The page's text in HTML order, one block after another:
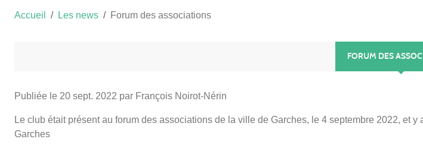
Accueil Les news Forum des associations
FORUM DES
Publiée le 20 sept. 2022 par François Noirot-Nérin
Le club était présent au forum des associations de la ville de Garches, le 4 septembre 2022, et
Garches